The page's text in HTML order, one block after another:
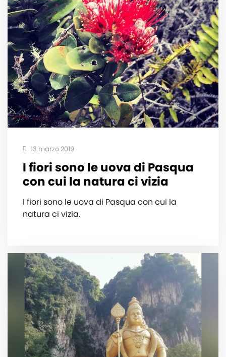
13 marzo 2019
I fiori sono le uova di Pasqua
con cui la natura ci vizia
I fiori sono le uova di Pasqua con cui la
natura ci vizia.